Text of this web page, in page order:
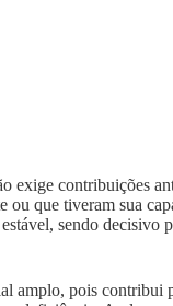
contribuições
que tiveram sua
sendo decisivo
amplo, pois contribui